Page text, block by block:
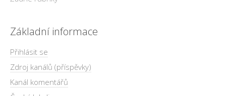
Základní informace
Přihlásit se
Zdroj kanálů (příspěvky)
Kanál komentářů